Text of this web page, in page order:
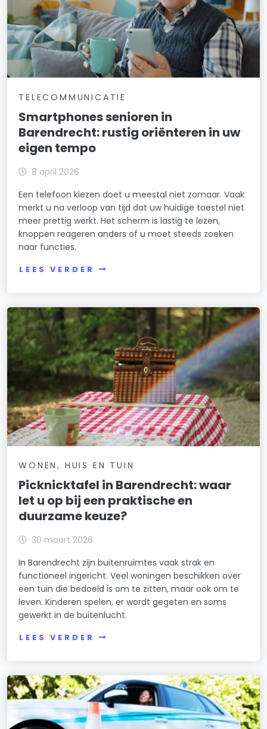
TELECOMMUNICATIE
Smartphones senioren in
Barendrecht: rustig oriënteren in uw
eigen tempo
8 april 2026
Een telefoon kiezen doet u meestal niet zomaar. Vaak
merkt u na verloop van tijd dat uw huidige toestel niet
meer prettig werkt. Het scherm is lastig te lezen,
knoppen reageren anders of u moet steeds zoeken
naar functies.
LEES VERDER
WONEN, HUIS EN TUIN
Picknicktafel in Barendrecht: waar
let u op bij een praktische en
duurzame keuze?
30 maart 2026
In Barendrecht zijn buitenruimtes vaak strak en
functioneel ingericht. Veel woningen beschikken over
een tuin die bedoeld is om te zitten, maar ook om te
leven. Kinderen spelen, er wordt gegeten en soms
gewerkt in de buitenlucht.
LEES VERDER